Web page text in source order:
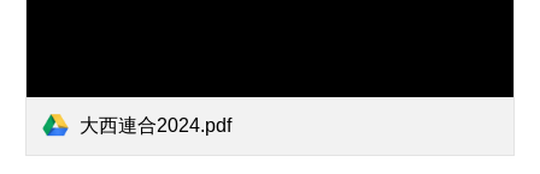
大西連合2024.pdf